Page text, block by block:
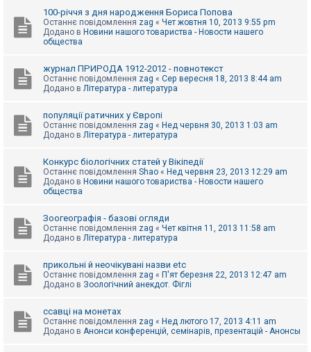
и
е
ш
к
м
г
100-річчя з дня народження Бориса Попова
Останнє повідомлення zag « Чет жовтня 10, 2013 9:55 pm
Додано в Новини нашого товариства - Новости нашего
общества
журнал ПРИРОДА 1912-2012 - повнотекст
Останнє повідомлення zag « Сер вересня 18, 2013 8:44 am
Додано в Література - литература
популяції ратичних у Європі
Останнє повідомлення zag « Нед червня 30, 2013 1:03 am
Додано в Література - литература
Конкурс біологічних статей у Вікіпедії
Останнє повідомлення Shao « Нед червня 23, 2013 12:29 am
Додано в Новини нашого товариства - Новости нашего
общества
Зоогеографія - базові огляди
Останнє повідомлення zag « Чет квітня 11, 2013 11:58 am
Додано в Література - литература
прикольні й неочікувані назви etc
Останнє повідомлення zag « П'ят березня 22, 2013 12:47 am
Додано в Зоологічний анекдот. Фіглі
ссавці на монетах
Останнє повідомлення zag « Нед лютого 17, 2013 4:11 am
Додано в Анонси конференцій, семінарів, презентацій - Анонсы